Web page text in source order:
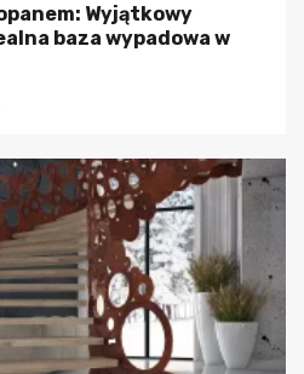
Wyjątkowy
baza wypadowa w